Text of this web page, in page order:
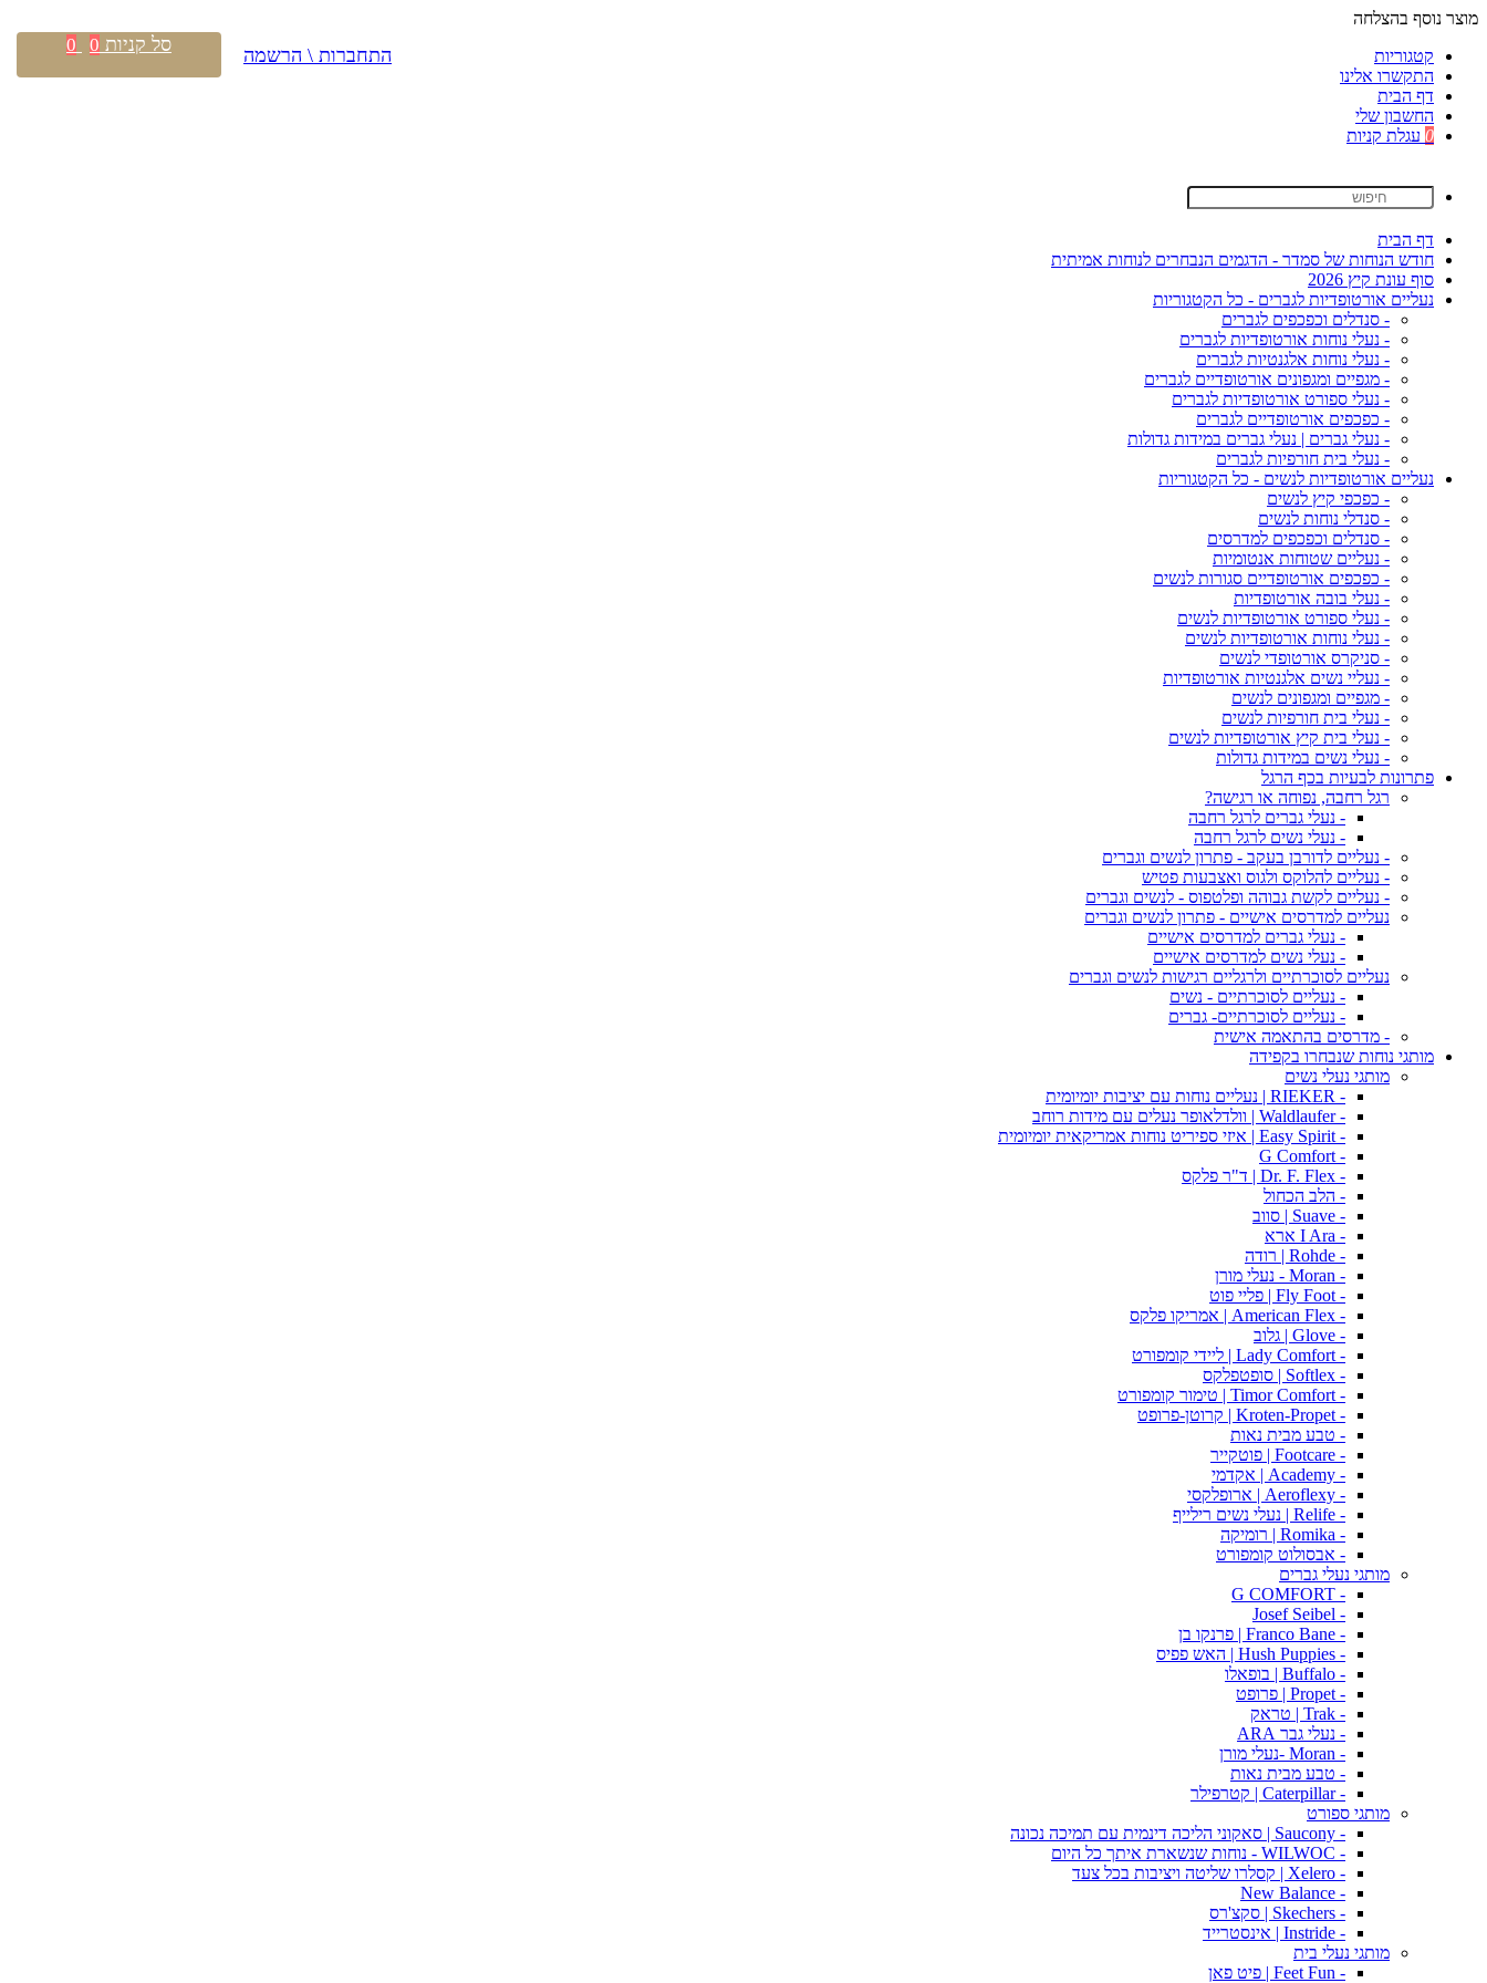
מוצר נוסף בהצלחה
קטגוריות
התקשרו אלינו
דף הבית
החשבון שלי
0 עגלת קניות
דף הבית
חודש הנוחות של סמדר - הדגמים הנבחרים לנוחות אמיתית
סוף עונת קיץ 2026
נעליים אורטופדיות לגברים - כל הקטגוריות
- סנדלים וכפכפים לגברים
- נעלי נוחות אורטופדיות לגברים
- נעלי נוחות אלגנטיות לגברים
- מגפיים ומגפונים אורטופדיים לגברים
- נעלי ספורט אורטופדיות לגברים
- כפכפים אורטופדיים לגברים
- נעלי גברים | נעלי גברים במידות גדולות
- נעלי בית חורפיות לגברים
נעליים אורטופדיות לנשים - כל הקטגוריות
- כפכפי קיץ לנשים
- סנדלי נוחות לנשים
- סנדלים וכפכפים למדרסים
- נעליים שטוחות אנטומיות
- כפכפים אורטופדיים סגורות לנשים
- נעלי בובה אורטופדיות
- נעלי ספורט אורטופדיות לנשים
- נעלי נוחות אורטופדיות לנשים
- סניקרס אורטופדי לנשים
- נעליי נשים אלגנטיות אורטופדיות
- מגפיים ומגפונים לנשים
- נעלי בית חורפיות לנשים
- נעלי בית קיץ אורטופדיות לנשים
- נעלי נשים במידות גדולות
פתרונות לבעיות בכף הרגל
רגל רחבה, נפוחה או רגישה?
- נעלי גברים לרגל רחבה
- נעלי נשים לרגל רחבה
- נעליים לדורבן בעקב - פתרון לנשים וגברים
- נעליים להלוקס ולגוס ואצבעות פטיש
- נעליים לקשת גבוהה ופלטפוס - לנשים וגברים
נעליים למדרסים אישיים - פתרון לנשים וגברים
- נעלי גברים למדרסים אישיים
- נעלי נשים למדרסים אישיים
נעליים לסוכרתיים ולרגליים רגישות לנשים וגברים
- נעליים לסוכרתיים - נשים
- נעליים לסוכרתיים- גברים
- מדרסים בהתאמה אישית
מותגי נוחות שנבחרו בקפידה
מותגי נעלי נשים
- RIEKER | נעליים נוחות עם יציבות יומיומית
- Waldlaufer | וולדלאופר נעלים עם מידות רוחב
- Easy Spirit | איזי ספיריט נוחות אמריקאית יומיומית
- G Comfort
- Dr. F. Flex | ד"ר פלקס
- הלב הכחול
- Suave | סווב
- I Ara ארא
- Rohde | רודה
- Moran - נעלי מורן
- Fly Foot | פליי פוט
- American Flex | אמריקו פלקס
- Glove | גלוב
- Lady Comfort | ליידי קומפורט
- Softlex | סופטפלקס
- Timor Comfort | טימור קומפורט
- Kroten-Propet | קרוטן-פרופט
- טבע מבית נאות
- Footcare | פוטקייר
- Academy | אקדמי
- Aeroflexy | ארופלקסי
- Relife | נעלי נשים רילייף
- Romika | רומיקה
- אבסולוט קומפורט
מותגי נעלי גברים
- G COMFORT
- Josef Seibel
- Franco Bane | פרנקו בן
- Hush Puppies | האש פפיס
- Buffalo | בופאלו
- Propet | פרופט
- Trak | טראק
- נעלי גבר ARA
- Moran -נעלי מורן
- טבע מבית נאות
- Caterpillar | קטרפילר
מותגי ספורט
- Saucony | סאקוני הליכה דינמית עם תמיכה נכונה
- WILWOC - נוחות שנשארת איתך כל היום
- Xelero | קסלרו שליטה ויציבות בכל צעד
- New Balance
- Skechers | סקצ'רס
- Instride | אינסטרייד
מותגי נעלי בית
- Feet Fun | פיט פאן
התחברות \ הרשמה סל קניות 0
0